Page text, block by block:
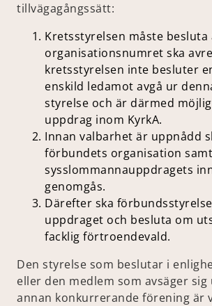
tillvägagångssätt:
Kretsstyrelsen måste besluta
organisationsnumret ska
kretsstyrelsen inte besluter
enskild ledamot avgå ur
styrelse och är därmed
uppdrag inom KyrkA.
Innan valbarhet är uppnådd
förbundets organisation samt
sysslommannauppdragets
genomgås.
Därefter ska
uppdraget och besluta om
facklig förtroendevald.
Den styrelse som beslutar i
eller den medlem som avsäger sig
annan konkurrerande förening är